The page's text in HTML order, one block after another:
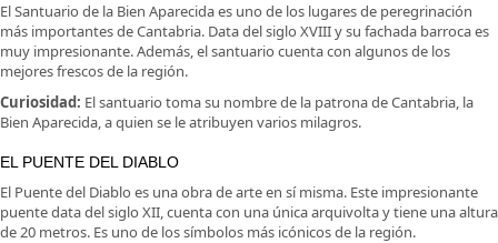
El Santuario de la Bien Aparecida es uno de los lugares de peregrinación
más importantes de Cantabria. Data del siglo XVIII y su fachada barroca es
muy impresionante. Además, el santuario cuenta con algunos de los
mejores frescos de la región.
Curiosidad: El santuario toma su nombre de la patrona de Cantabria, la
Bien Aparecida, a quien se le atribuyen varios milagros.
EL PUENTE DEL DIABLO
El Puente del Diablo es una obra de arte en sí misma. Este impresionante
puente data del siglo XII, cuenta con una única arquivolta y tiene una altura
de 20 metros. Es uno de los símbolos más icónicos de la región.